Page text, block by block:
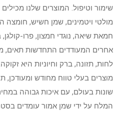
שימור וטיפול. המוצרים שלנו
מולטי ויטמינים, שמן חשיש, חומצה
חמאת שיאה, נוגדי חמצון, פרו-
אחרים המעודדים התחדשות תאים,
מוצרים בעלי טווח מחודש
שונות בעולם, עם איכות גבוהה